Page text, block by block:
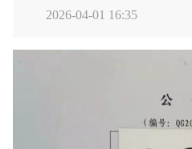
2026-04-01 16:35